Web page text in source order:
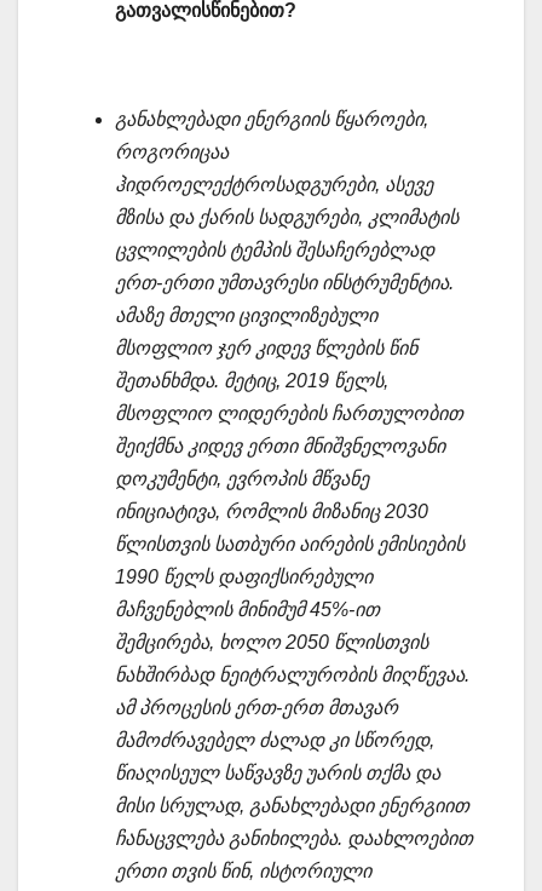
გათვალისწინებით?
განახლებადი ენერგიის წყაროები,
როგორიცაა
ჰიდროელექტროსადგურები, ასევე
მზისა და ქარის სადგურები, კლიმატის
ცვლილების ტემპის შესაჩერებლად
ერთ-ერთი უმთავრესი ინსტრუმენტია.
ამაზე მთელი ცივილიზებული
მსოფლიო ჯერ კიდევ წლების წინ
შეთანხმდა. მეტიც, 2019 წელს,
მსოფლიო ლიდერების ჩართულობით
შეიქმნა კიდევ ერთი მნიშვნელოვანი
დოკუმენტი, ევროპის მწვანე
ინიციატივა, რომლის მიზანიც 2030
წლისთვის სათბური აირების ემისიების
1990 წელს დაფიქსირებული
მაჩვენებლის მინიმუმ 45%-ით
შემცირება, ხოლო 2050 წლისთვის
ნახშირბად ნეიტრალურობის მიღწევაა.
ამ პროცესის ერთ-ერთ მთავარ
მამოძრავებელ ძალად კი სწორედ,
წიაღისეულ საწვავზე უარის თქმა და
მისი სრულად, განახლებადი ენერგიით
ჩანაცვლება განიხილება. დაახლოებით
ერთი თვის წინ, ისტორიული